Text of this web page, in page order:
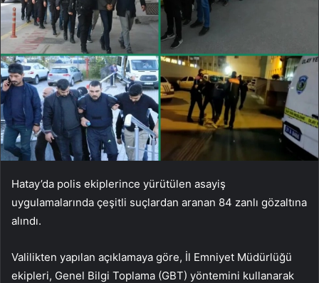
Hatay’da polis ekiplerince yürütülen asayiş
uygulamalarında çeşitli suçlardan aranan 84 zanlı gözaltına
alındı.
Valilikten yapılan açıklamaya göre, İl Emniyet Müdürlüğü
ekipleri, Genel Bilgi Toplama (GBT) yöntemini kullanarak